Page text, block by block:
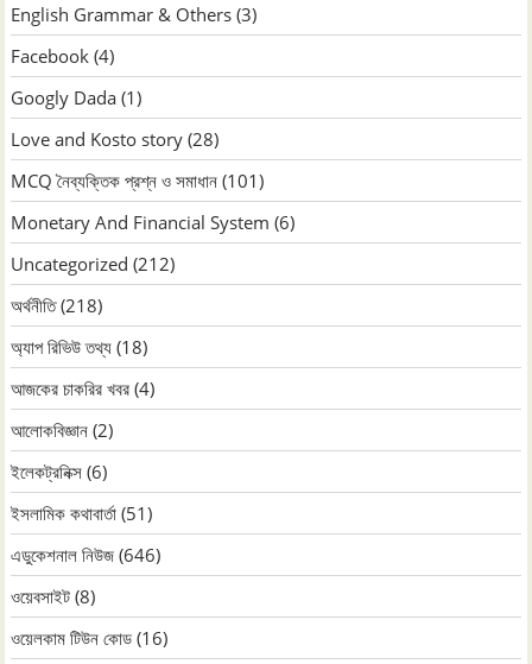
English Grammar & Others (3)
Facebook (4)
Googly Dada (1)
Love and Kosto story (28)
MCQ নৈব্যক্তিক প্রশ্ন ও সমাধান (101)
Monetary And Financial System (6)
Uncategorized (212)
অর্থনীতি(218)
অ্যাপ রিভিউ তথ্য (18)
আজকের চাকরির খবর (4)
আলোকবিজ্ঞান (2)
ইলেকট্রনিক্স (6)
ইসলামিক কথাবার্তা (51)
এডুকেশনাল নিউজ (646)
ওয়েবসাইট (8)
ওয়েলকাম টিউন কোড (16)